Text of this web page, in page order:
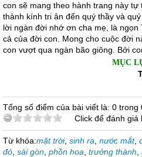
con sẽ mang theo hành trang này
thành kính tri ân đến quý thầy và
lời ngàn đời nhớ ơn cha mẹ, là
cả của đời con. Mong cho cuộc đời
con vượt qua ngàn bão giông. Bởi
MỤC
Tổng số điểm của bài viết là: 0 trong
Click để đánh giá
Từ khóa:mặt trời, sinh ra nước mắt,
đó sài gòn phồn hoa trưởng thành